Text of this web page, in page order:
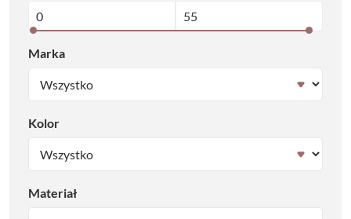
Marka
Kolor
Materiał